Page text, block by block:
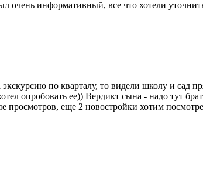
очень информативный, все что хотели
экскурсию по кварталу, то видели школу и сад
опробовать ее)) Вердикт сына - надо тут
просмотров, еще 2 новостройки хотим